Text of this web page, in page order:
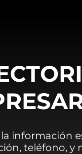
la información
teléfono,